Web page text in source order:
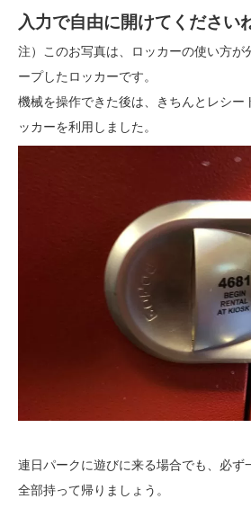
入力で自由に開けてください
注）このお写真は、ロッカーの使い方が
ープしたロッカーです。
機械を操作できた後は、きちんとレシー
ッカーを利用しました。
連日パークに遊びに来る場合でも、必ず
全部持って帰りましょう。